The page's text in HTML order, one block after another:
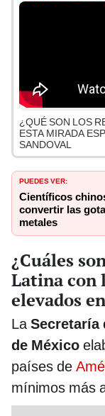
¿QUÉ SON LOS
ESTA MIRADA
SANDOVAL
PUEDES VER:
Científicos
convertir las
metales
¿Cuáles
Latina con
elevados
LaSecretaría
de México
países de
mínimos más